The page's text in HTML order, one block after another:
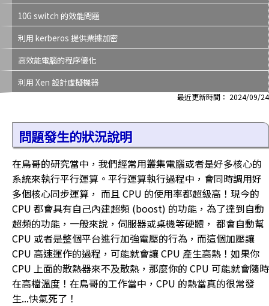
10G switch 的效能問題
利用 kerberos 提供票據加密
高效能電腦的程序優化
利用 Xen 設計虛擬機器
最近更新時間： 2024/09/24
問題發生的狀況說明
在鳥哥的研究當中，我們經常用叢集電腦或者是好多核心的
系統來執行平行運算。平行運算執行過程中，會同時調用好
多個核心同步運算， 而且 CPU 的使用率都超級高！現今的
CPU 都會具有自己內建超頻 (boost) 的功能，為了達到自動
超頻的功能，一般來說，伺服器或桌機等硬體， 都會自動幫
CPU 或者是整個平台進行加強電壓的行為，而這個加壓讓
CPU 高速運作的過程，可能就會讓 CPU 產生高熱！如果你
CPU 上面的散熱器來不及散熱，那麼你的 CPU 可能就會隨時
在高檔溫度！在鳥哥的工作當中，CPU 的熱當真的很常發
生...快氣死了！